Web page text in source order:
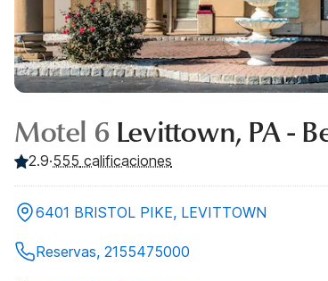
Motel 6 Levittown, PA -
2.9·555 calificaciones
6401 BRISTOL PIKE, LEVITTOWN
Reservas, 2155475000